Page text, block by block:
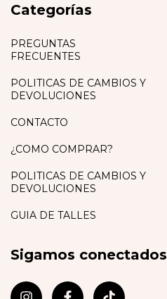
Categorías
PREGUNTAS
FRECUENTES
POLITICAS DE CAMBIOS Y
DEVOLUCIONES
CONTACTO
¿COMO COMPRAR?
POLITICAS DE CAMBIOS Y
DEVOLUCIONES
GUIA DE TALLES
Sigamos conectados